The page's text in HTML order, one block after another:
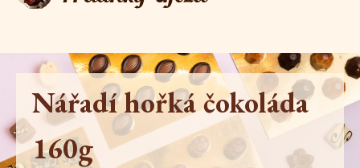
Nářadí hořká čokoláda
160g